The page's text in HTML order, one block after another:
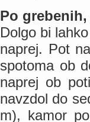
Po
Dolgo bi
naprej. Pot
spotoma ob
naprej ob
navzdol do
m), kamor